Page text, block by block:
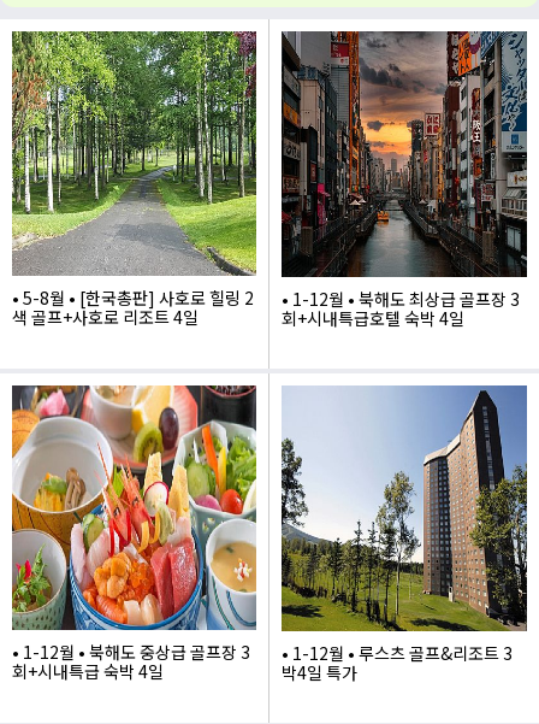
• 5-8월 • [한국총판] 사호로 힐링 2
색 골프+사호로 리조트 4일
1,390,000
• 1-12월 • 북해도 최상급 골프장 3
회+시내특급호텔 숙박 4일
2,115,000
• 1-12월 • 북해도 중상급 골프장 3
회+시내특급 숙박 4일
• 1-12월 • 루스츠 골프&리조트 3
박4일 특가